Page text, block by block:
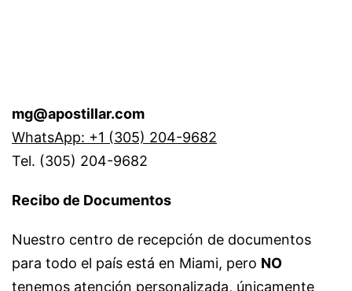
mg@apostillar.com
WhatsApp: +1 (305) 204-9682
Tel. (305) 204-9682
Recibo de Documentos
Nuestro centro de recepción de documentos
para todo el país está en Miami, pero NO
tenemos atención personalizada, únicamente